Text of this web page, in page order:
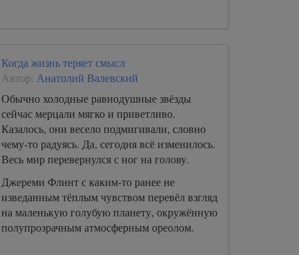
Когда жизнь теряет смысл
Автор: Анатолий Валевский
Обычно холодные равнодушные звёзды
сейчас мерцали мягко и приветливо.
Казалось, они весело подмигивали, словно
чему-то радуясь. Да, сегодня всё изменилось.
Весь мир перевернулся с ног на голову.
Джереми Флинт с каким-то ранее не
изведанным тёплым чувством перевёл взгляд
на маленькую голубую планету, окружённую
полупрозрачным атмосферным ореолом.